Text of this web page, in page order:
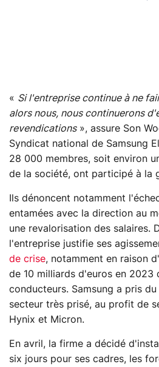
« Si l'entreprise continue à ne
alors nous, nous continuerons
revendications», assure Son
Syndicat national de Samsung
28 000 membres, soit environ
de la société, ont participé à la
Ils dénoncent notamment
entamées avec la direction au
une revalorisation des salaires.
l'entreprise justifie ses
de crise, notamment en raison
de 10 milliards d'euros en 2023
conducteurs. Samsung a pris
secteur très prisé, au profit de
Hynix et Micron.
En avril, la firme a décidé
six jours pour ses cadres, les